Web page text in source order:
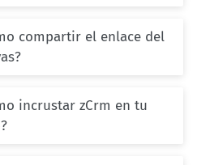
compartir el enlace del
incrustar zCrm en tu